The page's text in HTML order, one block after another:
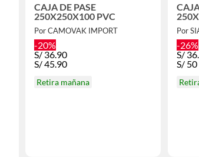
CAJA DE PASE
250X250X100 PVC
Por CAMOVAK IMPORT
-20%
S/36.90
S/45.90
Retira mañana
Por
-26%
S/
S/ 50